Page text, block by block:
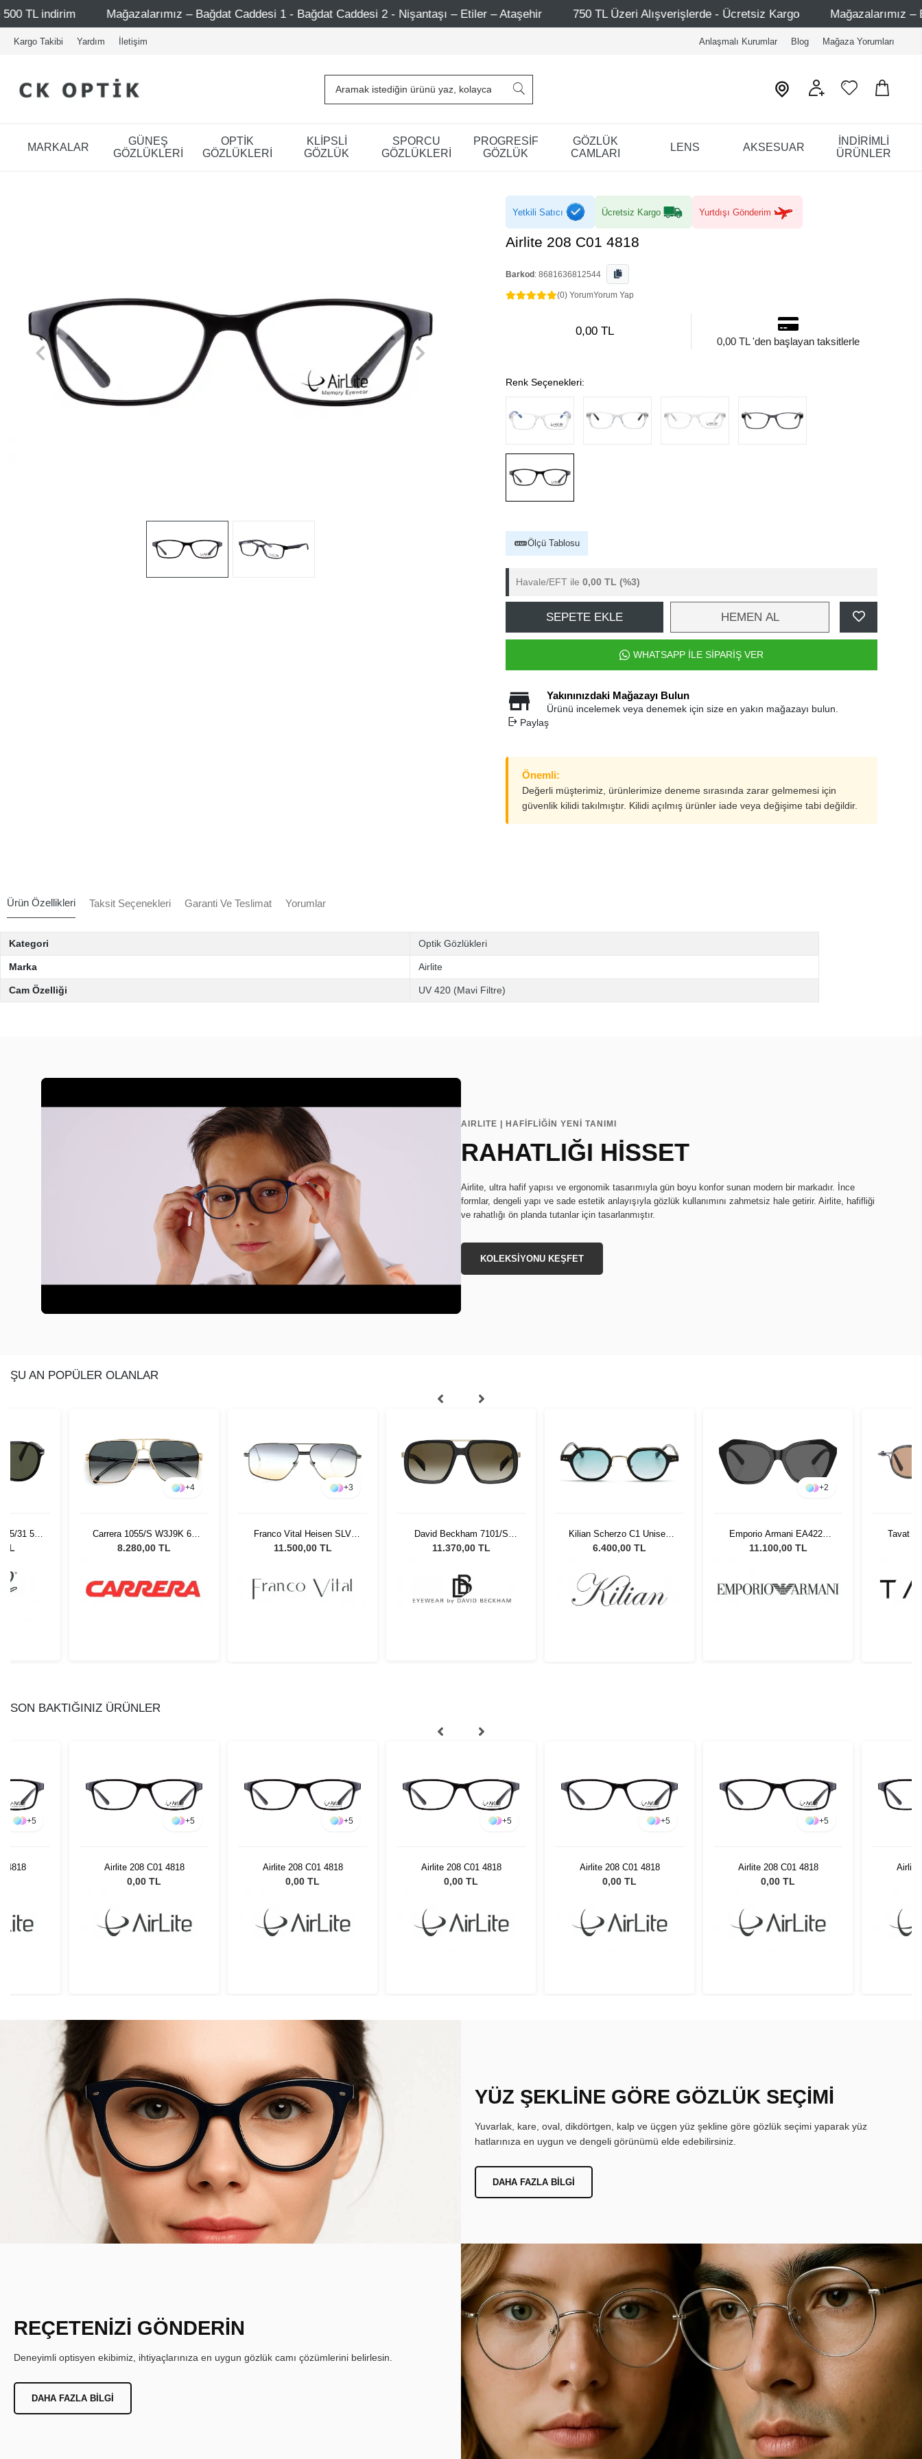
– Bağdat Caddesi 1 - Bağdat Caddesi 2 - Nişantaşı – Etiler – Ataşehir 750 TL Üzeri Alışverişlerde - Ücretsiz Kargo Mağazalarımız – Bağdat Caddesi 1 -
Kargo Takibi Yardım İletişim Anlaşmalı Kurumlar Blog Mağaza Yorumları
MARKALAR
GÜNEŞ
GÖZLÜKLERİ
OPTİK
GÖZLÜKLERİ
KLİPSLİ
GÖZLÜK
SPORCU
GÖZLÜKLERİ
PROGRESİF
GÖZLÜK
GÖZLÜK
CAMLARI
LENS AKSESUAR
İNDİRİMLİ
ÜRÜNLER
Yetkili Satıcı Ücretsiz Kargo Yurtdışı Gönderim
Airlite 208 C01 4818
Barkod : 8681636812544
(0) YorumYorum Yap
0,00 TL
0,00 TL 'den başlayan taksitlerle
Renk Seçenekleri:
Ölçü Tablosu
Havale/EFT ile 0,00 TL (%3)
SEPETE EKLE HEMEN AL
WHATSAPP İLE SİPARİŞ VER
Yakınınızdaki Mağazayı Bulun
Ürünü incelemek veya denemek için size en yakın mağazayı bulun.
Paylaş
Önemli:
Değerli müşterimiz, ürünlerimize deneme sırasında zarar gelmemesi için
güvenlik kilidi takılmıştır. Kilidi açılmış ürünler iade veya değişime tabi değildir.
Ürün Özellikleri Taksit Seçenekleri Garanti Ve Teslimat Yorumlar
Kategori Optik Gözlükleri
Marka Airlite
Cam Özelliği UV 420 (Mavi Filtre)
AIRLITE | HAFİFLİĞİN YENİ TANIMI
RAHATLIĞI HİSSET
Airlite, ultra hafif yapısı ve ergonomik tasarımıyla gün boyu konfor sunan modern bir markadır. İnce
formlar, dengeli yapı ve sade estetik anlayışıyla gözlük kullanımını zahmetsiz hale getirir. Airlite, hafifliği
ve rahatlığı ön planda tutanlar için tasarlanmıştır.
KOLEKSİYONU KEŞFET
ŞU AN POPÜLER OLANLAR
95/31 55
TL
+4
Carrera 1055/S W3J9K 62
Erkek Güneş Gözlüğü
8.280,00 TL
+3
Franco Vital Heisen SLV
Unisex Güneş Gözlüğü
11.500,00 TL
David Beckham 7101/S
2M2HA 57 Unisex Güneş
11.370,00 TL
Kilian Scherzo C1 Unisex
Güneş Gözlüğü
6.400,00 TL
+2
Emporio Armani EA4221
501787 56 Kadın Güneş
11.100,00 TL
Tavat
SON BAKTIĞINIZ ÜRÜNLER
+5
4818
+5
Airlite 208 C01 4818
0,00 TL
+5
Airlite 208 C01 4818
0,00 TL
+5
Airlite 208 C01 4818
0,00 TL
+5
Airlite 208 C01 4818
0,00 TL
+5
Airlite 208 C01 4818
0,00 TL
Airlite
YÜZ ŞEKLİNE GÖRE GÖZLÜK SEÇİMİ
Yuvarlak, kare, oval, dikdörtgen, kalp ve üçgen yüz şekline göre gözlük seçimi yaparak yüz
hatlarınıza en uygun ve dengeli görünümü elde edebilirsiniz.
DAHA FAZLA BILGI
REÇETENİZİ GÖNDERİN
Deneyimli optisyen ekibimiz, ihtiyaçlarınıza en uygun gözlük camı çözümlerini belirlesin.
DAHA FAZLA BILGI